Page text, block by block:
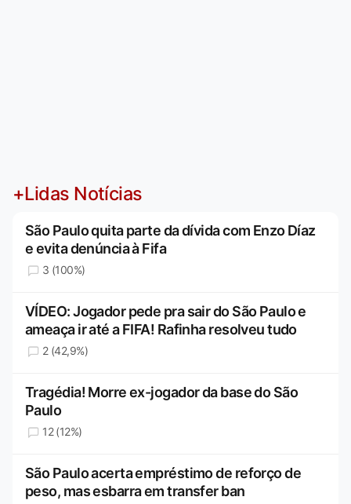
+Lidas Notícias
São Paulo quita parte da dívida com Enzo Díaz
e evita denúncia à Fifa
3 (100%)
VÍDEO: Jogador pede pra sair do São Paulo e
ameaça ir até a FIFA! Rafinha resolveu tudo
2 (42,9%)
Tragédia! Morre ex-jogador da base do São
Paulo
12 (12%)
São Paulo acerta empréstimo de reforço de
peso, mas esbarra em transfer ban